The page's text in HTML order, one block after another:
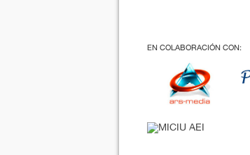
EN COLABORACIÓN CON: